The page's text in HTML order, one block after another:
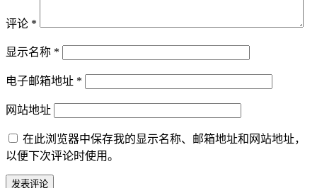
评论 *
显示名称 *
电子邮箱地址 *
网站地址
在此浏览器中保存我的显示名称、邮箱地址和网站地址，
以便下次评论时使用。